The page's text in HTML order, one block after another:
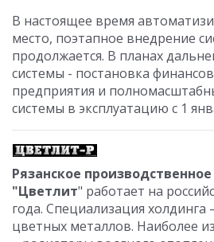
В настоящее время
место, поэтапное внедрение
продолжается. В планах
системы - постановка
предприятия и
системы в эксплуатацию с 1
Рязанское
"Цветлит" работает на
года. Специализация холдинга
цветных металлов. Наиболее